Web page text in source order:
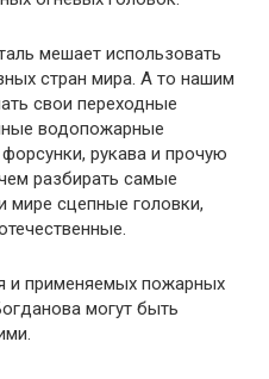
мешает использовать
стран мира. А то нашим
свои переходные
водопожарные
рукава и прочую
разбирать самые
мире сцепные головки,
и применяемых пожарных
могут быть